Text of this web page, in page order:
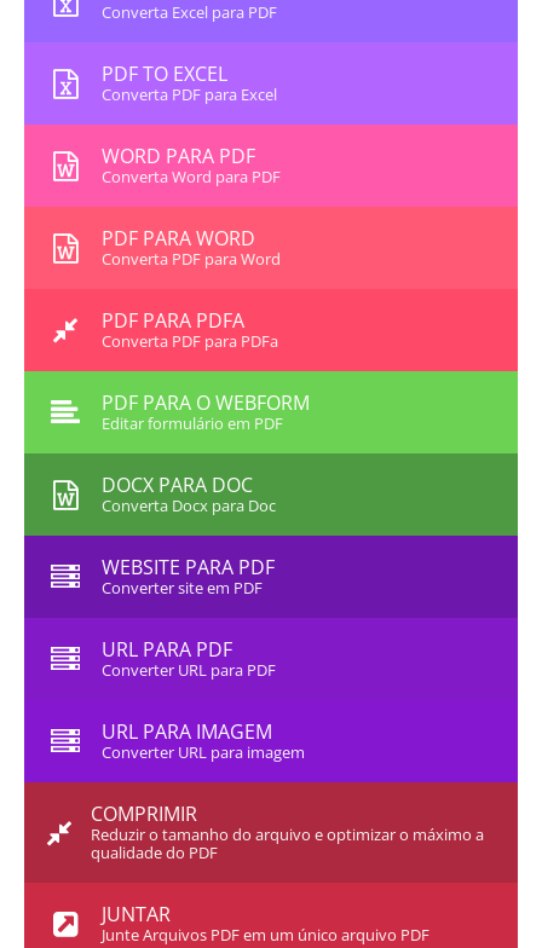
Converta Excel para PDF
PDF TO EXCEL
Converta PDF para Excel
WORD PARA PDF
Converta Word para PDF
PDF PARA WORD
Converta PDF para Word
PDF PARA PDFA
Converta PDF para PDFa
PDF PARA O WEBFORM
Editar formulário em PDF
DOCX PARA DOC
Converta Docx para Doc
WEBSITE PARA PDF
Converter site em PDF
URL PARA PDF
Converter URL para PDF
URL PARA IMAGEM
Converter URL para imagem
COMPRIMIR
Reduzir o tamanho do arquivo e optimizar o máximo a
qualidade do PDF
JUNTAR
Junte Arquivos PDF em um único arquivo PDF